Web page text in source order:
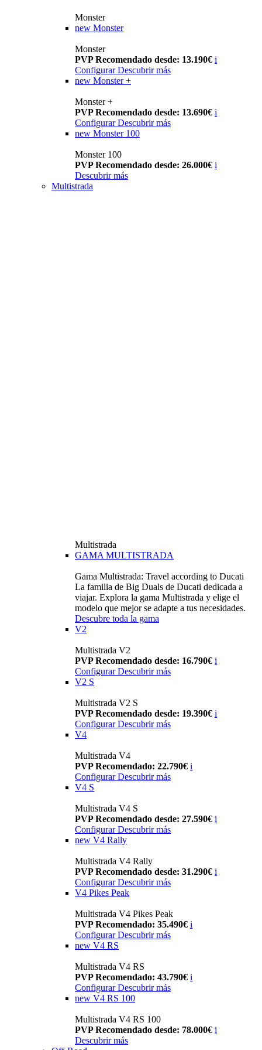
Monster
new Monster
Monster
PVP Recomendado desde: 13.190€ i
Configurar Descubrir más
new Monster +
Monster +
PVP Recomendado desde: 13.690€ i
Configurar Descubrir más
new Monster 100
Monster 100
PVP Recomendado desde: 26.000€ i
Descubrir más
Multistrada
Multistrada
GAMA MULTISTRADA
Gama Multistrada: Travel according to Ducati
La familia de Big Duals de Ducati dedicada a
viajar. Explora la gama Multistrada y elige el
modelo que mejor se adapte a tus necesidades.
Descubre toda la gama
V2
Multistrada V2
PVP Recomendado desde: 16.790€ i
Configurar Descubrir más
V2 S
Multistrada V2 S
PVP Recomendado desde: 19.390€ i
Configurar Descubrir más
V4
Multistrada V4
PVP Recomendado: 22.790€ i
Configurar Descubrir más
V4 S
Multistrada V4 S
PVP Recomendado desde: 27.590€ i
Configurar Descubrir más
new V4 Rally
Multistrada V4 Rally
PVP Recomendado desde: 31.290€ i
Configurar Descubrir más
V4 Pikes Peak
Multistrada V4 Pikes Peak
PVP Recomendado: 35.490€ i
Configurar Descubrir más
new V4 RS
Multistrada V4 RS
PVP Recomendado: 43.790€ i
ConfigurarDescubrir más
new V4 RS 100
Multistrada V4 RS 100
PVP Recomendado desde: 78.000€ i
Descubrir más